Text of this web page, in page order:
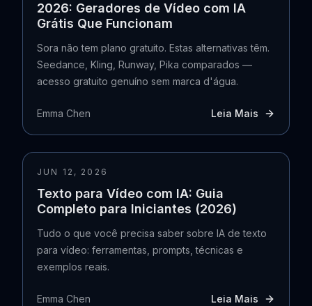
2026: Geradores de Vídeo com IA
Grátis Que Funcionam
Sora não tem plano gratuito. Estas alternativas têm.
Seedance, Kling, Runway, Pika comparados —
acesso gratuito genuíno sem marca d'água.
Emma Chen Leia Mais
JUN 12, 2026
Texto para Vídeo com IA: Guia
Completo para Iniciantes (2026)
Tudo o que você precisa saber sobre IA de texto
para vídeo: ferramentas, prompts, técnicas e
exemplos reais.
Emma Chen Leia Mais